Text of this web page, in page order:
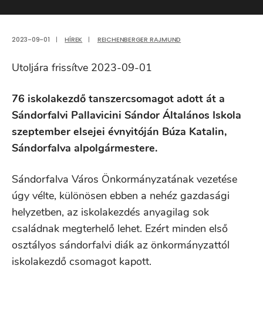
2023-09-01 | HÍREK | REICHENBERGER RAJMUND
Utoljára frissítve 2023-09-01
76 iskolakezdő tanszercsomagot adott át a
Sándorfalvi Pallavicini Sándor Általános Iskola
szeptember elsejei évnyitóján Búza Katalin,
Sándorfalva alpolgármestere.
Sándorfalva Város Önkormányzatának vezetése
úgy vélte, különösen ebben a nehéz gazdasági
helyzetben, az iskolakezdés anyagilag sok
családnak megterhelő lehet. Ezért minden első
osztályos sándorfalvi diák az önkormányzattól
iskolakezdő csomagot kapott.